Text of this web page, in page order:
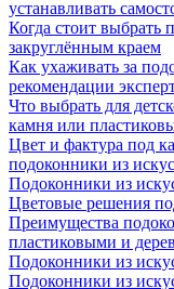
устанавливать
Когда стоит выбрать
закруглённым краем
Как ухаживать за
рекомендации
Что выбрать для
камня или
Цвет и фактура под
подоконники из
Подоконники из
Цветовые решения
Преимущества
пластиковыми и
Подоконники из
Подоконники из